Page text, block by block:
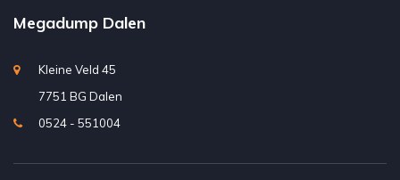
Megadump Dalen
Kleine Veld 45
7751 BG Dalen
0524 - 551004